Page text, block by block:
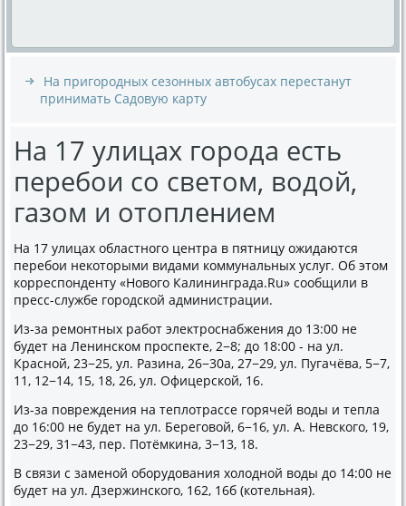
На пригородных сезонных автобусах перестанут
принимать Садовую карту
На 17 улицах города есть
перебои со светом, водой,
газом и отоплением
На 17 улицах областного центра в пятницу ожидаются
перебои некоторыми видами коммунальных услуг. Об этом
корреспонденту «Нового Калининграда.Ru» сообщили в
пресс-службе городской администрации.
Из-за ремонтных работ электроснабжения до 13:00 не
будет на Ленинском проспекте, 2−8; до 18:00 - на ул.
Красной, 23−25, ул. Разина, 26−30а, 27−29, ул. Пугачёва, 5−7,
11, 12−14, 15, 18, 26, ул. Офицерской, 16.
Из-за повреждения на теплотрассе горячей воды и тепла
до 16:00 не будет на ул. Береговой, 6−16, ул. А. Невского, 19,
23−29, 31−43, пер. Потёмкина, 3−13, 18.
В связи с заменой оборудования холодной воды до 14:00 не
будет на ул. Дзержинского, 162, 16б (котельная).